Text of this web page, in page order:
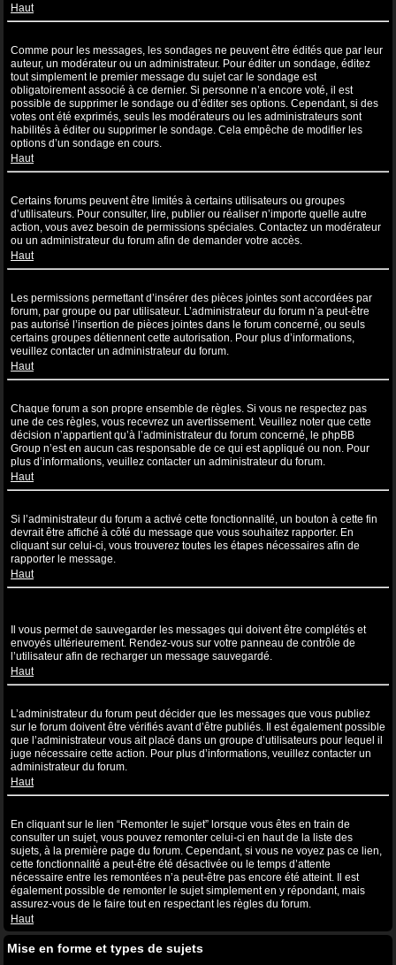
Haut
Comme pour les messages, les sondages ne peuvent être édités que par leur
auteur, un modérateur ou un administrateur. Pour éditer un sondage, éditez
tout simplement le premier message du sujet car le sondage est
obligatoirement associé à ce dernier. Si personne n’a encore voté, il est
possible de supprimer le sondage ou d’éditer ses options. Cependant, si des
votes ont été exprimés, seuls les modérateurs ou les administrateurs sont
habilités à éditer ou supprimer le sondage. Cela empêche de modifier les
options d’un sondage en cours.
Haut
Certains forums peuvent être limités à certains utilisateurs ou groupes
d’utilisateurs. Pour consulter, lire, publier ou réaliser n’importe quelle autre
action, vous avez besoin de permissions spéciales. Contactez un modérateur
ou un administrateur du forum afin de demander votre accès.
Haut
Les permissions permettant d’insérer des pièces jointes sont accordées par
forum, par groupe ou par utilisateur. L’administrateur du forum n’a peut-être
pas autorisé l’insertion de pièces jointes dans le forum concerné, ou seuls
certains groupes détiennent cette autorisation. Pour plus d’informations,
veuillez contacter un administrateur du forum.
Haut
Chaque forum a son propre ensemble de règles. Si vous ne respectez pas
une de ces règles, vous recevrez un avertissement. Veuillez noter que cette
décision n’appartient qu’à l’administrateur du forum concerné, le phpBB
Group n’est en aucun cas responsable de ce qui est appliqué ou non. Pour
plus d’informations, veuillez contacter un administrateur du forum.
Haut
Si l’administrateur du forum a activé cette fonctionnalité, un bouton à cette fin
devrait être affiché à côté du message que vous souhaitez rapporter. En
cliquant sur celui-ci, vous trouverez toutes les étapes nécessaires afin de
rapporter le message.
Haut
Il vous permet de sauvegarder les messages qui doivent être complétés et
envoyés ultérieurement. Rendez-vous sur votre panneau de contrôle de
l’utilisateur afin de recharger un message sauvegardé.
Haut
L’administrateur du forum peut décider que les messages que vous publiez
sur le forum doivent être vérifiés avant d’être publiés. Il est également possible
que l’administrateur vous ait placé dans un groupe d’utilisateurs pour lequel il
juge nécessaire cette action. Pour plus d’informations, veuillez contacter un
administrateur du forum.
Haut
En cliquant sur le lien “Remonter le sujet” lorsque vous êtes en train de
consulter un sujet, vous pouvez remonter celui-ci en haut de la liste des
sujets, à la première page du forum. Cependant, si vous ne voyez pas ce lien,
cette fonctionnalité a peut-être été désactivée ou le temps d’attente
nécessaire entre les remontées n’a peut-être pas encore été atteint. Il est
également possible de remonter le sujet simplement en y répondant, mais
assurez-vous de le faire tout en respectant les règles du forum.
Haut
Mise en forme et types de sujets